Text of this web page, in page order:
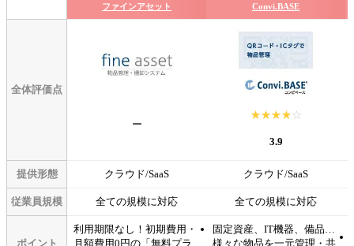
ファインアセット Convi.BASE
全体評価点
ー
☆☆☆☆☆
★★★★★
3.9
提供形態 クラウド/SaaS クラウド/SaaS
従業員規模 全ての規模に対応 全ての規模に対応
ポイント
利用期限なし！初期費用・
月額費用0円の「無料プラ
固定資産、IT機器、備品…
様々な物品を一元管理・共